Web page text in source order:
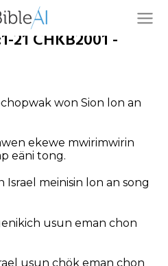
21 CHKB2001 -
won Sion lon an
ekewe mwirimwirin
eäni tong.
meinisin lon an song
usun eman chon
usun chök eman chon